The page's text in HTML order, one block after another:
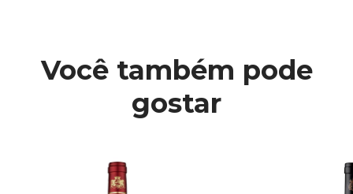
Você também pode
gostar